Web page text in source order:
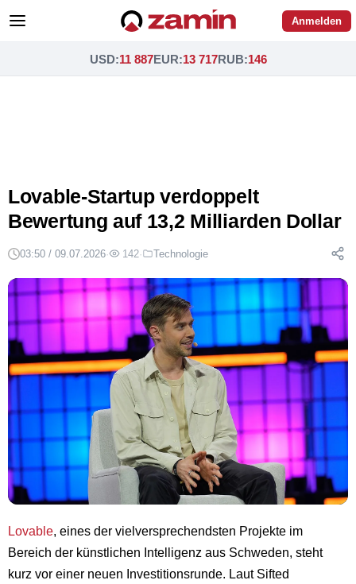
Anmelden
USD:11 887EUR:13 717RUB:146
Lovable-Startup verdoppelt
Bewertung auf 13,2 Milliarden Dollar
03:50 / 09.07.2026· 142· Technologie
Lovable, eines der vielversprechendsten Projekte im
Bereich der künstlichen Intelligenz aus Schweden, steht
kurz vor einer neuen Investitionsrunde. Laut Sifted